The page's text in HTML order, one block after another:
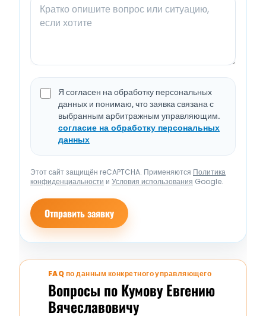
Я согласен на обработку персональных
данных и понимаю, что заявка связана с
выбранным арбитражным управляющим.
согласие на обработку персональных
данных
Этот сайт защищён reCAPTCHA. Применяются Политика
конфиденциальности и Условия использования Google.
Отправить заявку
FAQ по данным конкретного управляющего
Вопросы по Кумову Евгению
Вячеславовичу